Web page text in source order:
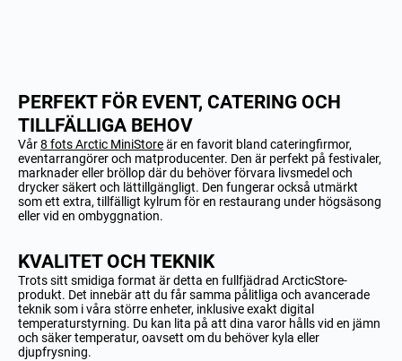
PERFEKT FÖR EVENT, CATERING OCH
TILLFÄLLIGA BEHOV
Vår8 fots Arctic MiniStoreär en favorit bland cateringfirmor,
eventarrangörer och matproducenter. Den är perfekt på festivaler,
marknader eller bröllop där du behöver förvara livsmedel och
drycker säkert och lättillgängligt. Den fungerar också utmärkt
som ett extra, tillfälligt kylrum för en restaurang under högsäsong
eller vid en ombyggnation.
KVALITET OCH TEKNIK
Trots sitt smidiga format är detta en fullfjädrad ArcticStore-
produkt. Det innebär att du får samma pålitliga och avancerade
teknik som i våra större enheter, inklusive exakt digital
temperaturstyrning. Du kan lita på att dina varor hålls vid en jämn
och säker temperatur, oavsett om du behöver kyla eller
djupfrysning.